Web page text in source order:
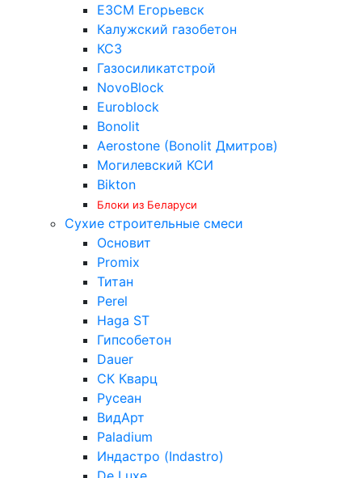
ЕЗСМ Егорьевск
Калужский газобетон
КСЗ
Газосиликатстрой
NovoBlock
Euroblock
Bonolit
Aerostone (Bonolit Дмитров)
Могилевский КСИ
Bikton
Блоки из Беларуси
Сухие строительные смеси
Основит
Promix
Титан
Perel
Haga ST
Гипсобетон
Dauer
СК Кварц
Русеан
ВидАрт
Paladium
Индастро (Indastro)